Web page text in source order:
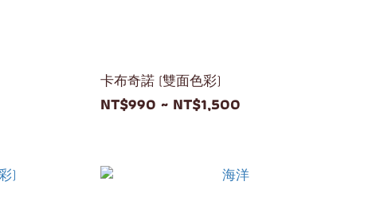
卡布奇諾 (雙面色彩)
NT$990 ~ NT$1,500